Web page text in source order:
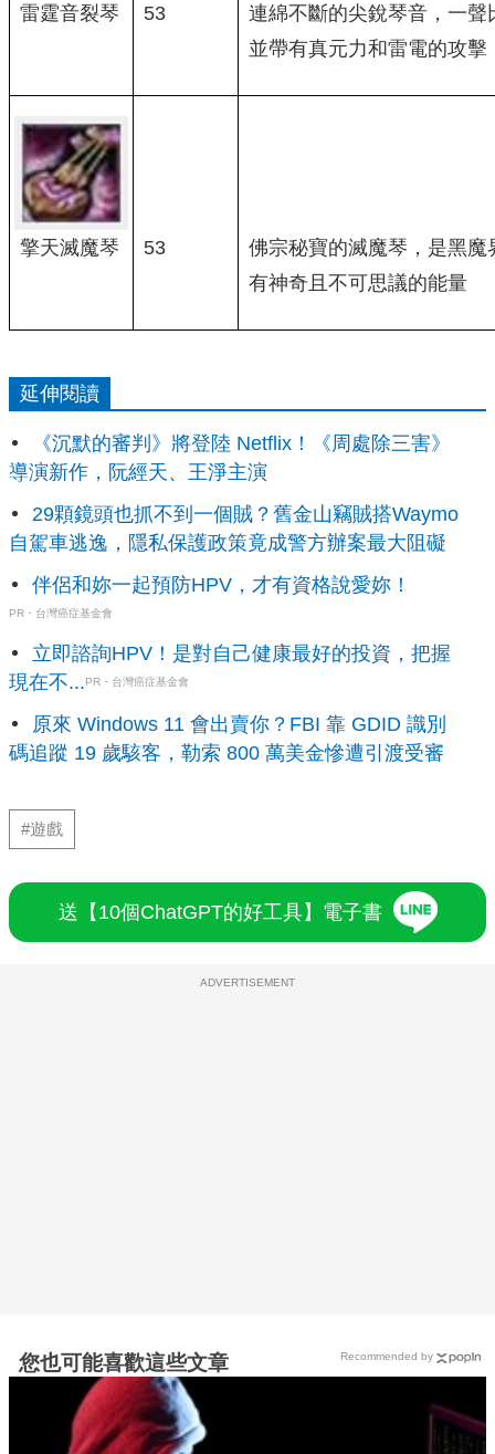
雷霆音裂琴 53
連綿不斷的尖銳琴音，一聲
並帶有真元力和雷電的攻擊
擎天滅魔琴 53
佛宗秘寶的滅魔琴，是黑魔
有神奇且不可思議的能量
延伸閱讀
《沉默的審判》將登陸 Netflix！《周處除三害》
導演新作，阮經天、王淨主演
29顆鏡頭也抓不到一個賊？舊金山竊賊搭Waymo
自駕車逃逸，隱私保護政策竟成警方辦案最大阻礙
伴侶和妳一起預防HPV，才有資格說愛妳！
PR・台灣癌症基金會
立即諮詢HPV！是對自己健康最好的投資，把握
現在不...PR・台灣癌症基金會
原來 Windows 11 會出賣你？FBI 靠 GDID 識別
碼追蹤 19 歲駭客，勒索 800 萬美金慘遭引渡受審
#遊戲
送【10個ChatGPT的好工具】電子書
ADVERTISEMENT
您也可能喜歡這些文章 Recommended by